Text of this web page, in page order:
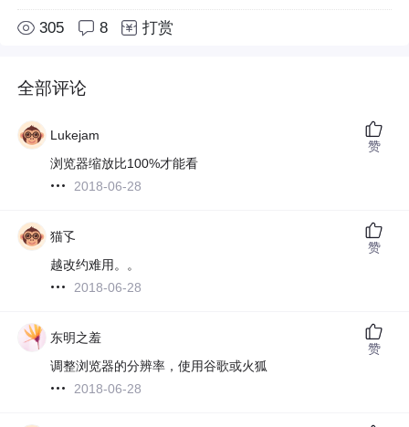
305 8 打赏
全部评论
Lukejam
浏览器缩放比100%才能看
2018-06-28
赞
猫孓
越改约难用。。
2018-06-28
赞
东明之羞
调整浏览器的分辨率，使用谷歌或火狐
2018-06-28
赞